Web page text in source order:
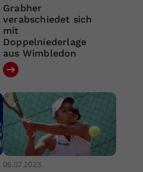
Grabher
verabschiedet sich
mit
Doppelniederlage
aus Wimbledon
06.07.2023